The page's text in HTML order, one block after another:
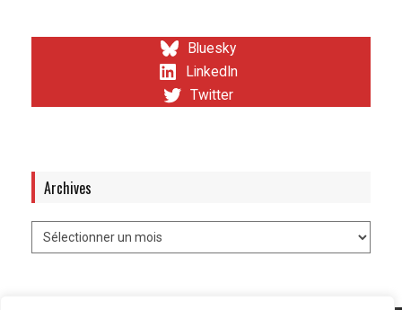
Bluesky
LinkedIn
Twitter
Archives